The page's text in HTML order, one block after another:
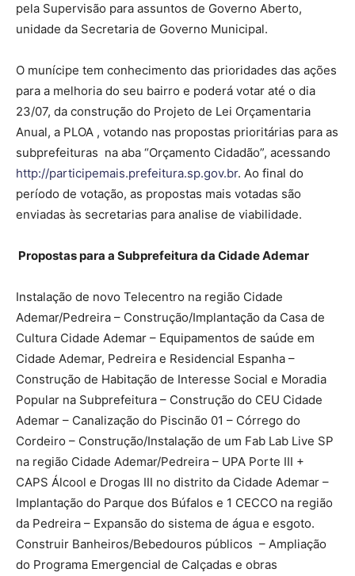
pela Supervisão para assuntos de Governo Aberto,
unidade da Secretaria de Governo Municipal.
O munícipe tem conhecimento das prioridades das ações
para a melhoria do seu bairro e poderá votar até o dia
23/07, da construção do Projeto de Lei Orçamentaria
Anual, a PLOA , votando nas propostas prioritárias para as
subprefeituras na aba “Orçamento Cidadão”, acessando
http://participemais.prefeitura.sp.gov.br. Ao final do
período de votação, as propostas mais votadas são
enviadas às secretarias para analise de viabilidade.
Propostas para a Subprefeitura da Cidade Ademar
Instalação de novo Telecentro na região Cidade
Ademar/Pedreira – Construção/Implantação da Casa de
Cultura Cidade Ademar – Equipamentos de saúde em
Cidade Ademar, Pedreira e Residencial Espanha –
Construção de Habitação de Interesse Social e Moradia
Popular na Subprefeitura – Construção do CEU Cidade
Ademar – Canalização do Piscinão 01 – Córrego do
Cordeiro – Construção/Instalação de um Fab Lab Live SP
na região Cidade Ademar/Pedreira – UPA Porte III +
CAPS Álcool e Drogas III no distrito da Cidade Ademar –
Implantação do Parque dos Búfalos e 1 CECCO na região
da Pedreira – Expansão do sistema de água e esgoto.
Construir Banheiros/Bebedouros públicos – Ampliação
do Programa Emergencial de Calçadas e obras